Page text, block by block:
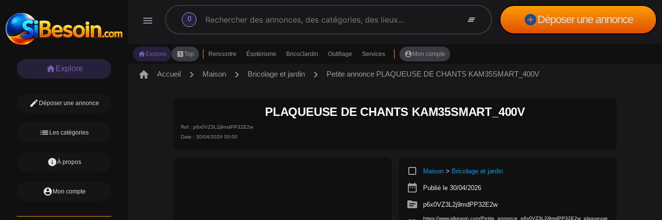
menu 0
search clear_all add_circleDéposer une annonce
home Explore looks_oneTop Rencontre Ésotérisme Brico/Jardin Outillage Services account_circle Mon compte
home Explore
edit Déposer une annonce
list Les catégories
infoÀ propos
account_circle Mon compte
home Accueil chevron_right Maison chevron_right Bricolage et jardin chevron_right Petite annonce PLAQUEUSE DE CHANTS KAM35SMART_400V
PLAQUEUSE DE CHANTS KAM35SMART_400V
Ref : p6x0VZ3L2j9mdPP32E2w
Date : 30/04/2026 00:00
crop_square Maison> Bricolage et jardin
date_range Publié le 30/04/2026
source p6x0VZ3L2j9mdPP32E2w
https://www.sibesoin.com/Petite_annonce_p6x0VZ3L2j9mdPP32E2w_plaqueuse